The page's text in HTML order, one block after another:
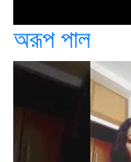
অরূপ পাল